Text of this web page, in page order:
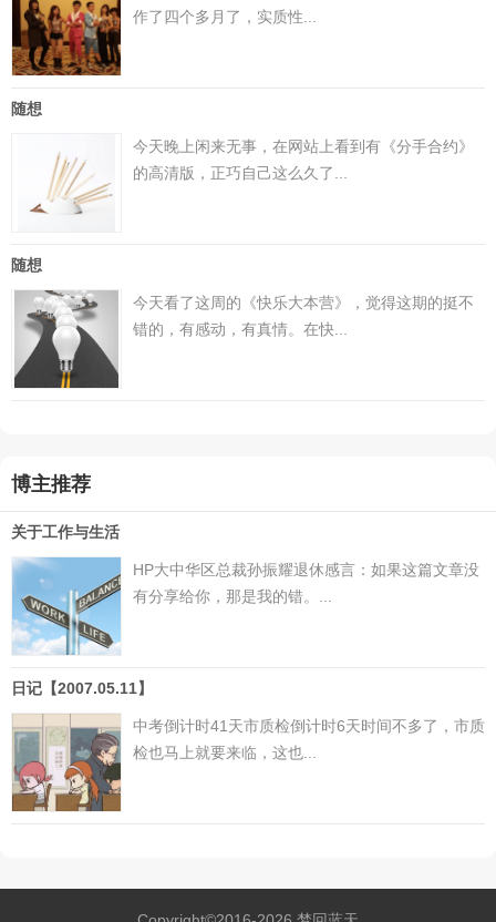
作了四个多月了，实质性...
随想
今天晚上闲来无事，在网站上看到有《分手合约》
的高清版，正巧自己这么久了...
随想
今天看了这周的《快乐大本营》，觉得这期的挺不
错的，有感动，有真情。在快...
博主推荐
关于工作与生活
HP大中华区总裁孙振耀退休感言：如果这篇文章没
有分享给你，那是我的错。...
日记【2007.05.11】
中考倒计时41天市质检倒计时6天时间不多了，市质
检也马上就要来临，这也...